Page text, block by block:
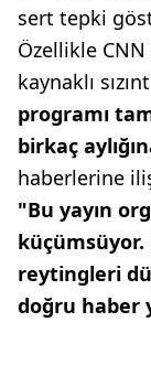
sert tepki
Özellikle
kaynaklı
programı
birkaç
haberlerine
"Bu yayın
reytingleri
doğru haber